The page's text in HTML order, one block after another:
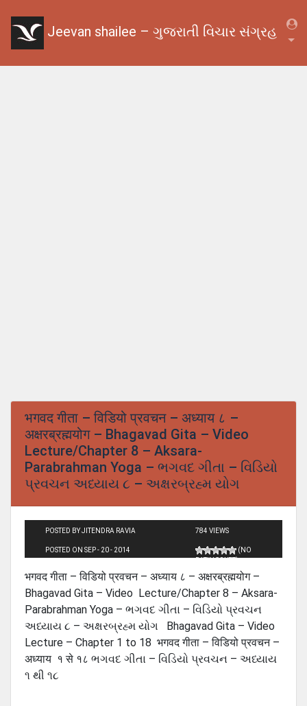
Jeevan shailee – ગુજરાતી વિચાર સંગ્રહ
भगवद गीता – विडियो प्रवचन – अध्याय ८ –
अक्षरब्रह्मयोग – Bhagavad Gita – Video
Lecture/Chapter 8 – Aksara-
Parabrahman Yoga – ભગવદ ગીતા – વિડિયો
પ્રવચન અધ્યાય ૮ – અક્ષરબ્રહ્મ યોગ
POSTED BY JITENDRA RAVIA
POSTED ON SEP - 20 - 2014
784 VIEWS
(NO
RATINGS YET)
भगवद गीता – विडियो प्रवचन – अध्याय ८ – अक्षरब्रह्मयोग –
Bhagavad Gita – Video Lecture/Chapter 8 – Aksara-
Parabrahman Yoga – ભગવદ ગીતા – વિડિયો પ્રવચન
અધ્યાય ૮ – અક્ષરબ્રહ્મ યોગ Bhagavad Gita – Video
Lecture – Chapter 1 to 18 भगवद गीता – विडियो प्रवचन –
अध्याय १ से १८ ભગવદ ગીતા – વિડિયો પ્રવચન – અધ્યાય
૧ થી ૧૮